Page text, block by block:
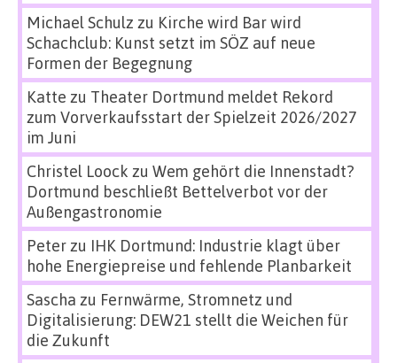
Michael Schulz zu Kirche wird Bar wird
Schachclub: Kunst setzt im SÖZ auf neue
Formen der Begegnung
Katte zu Theater Dortmund meldet Rekord
zum Vorverkaufsstart der Spielzeit 2026/2027
im Juni
Christel Loock zu Wem gehört die Innenstadt?
Dortmund beschließt Bettelverbot vor der
Außengastronomie
Peterzu IHK Dortmund: Industrie klagt über
hohe Energiepreise und fehlende Planbarkeit
Sascha zu Fernwärme, Stromnetz und
Digitalisierung: DEW21 stellt die Weichen für
die Zukunft